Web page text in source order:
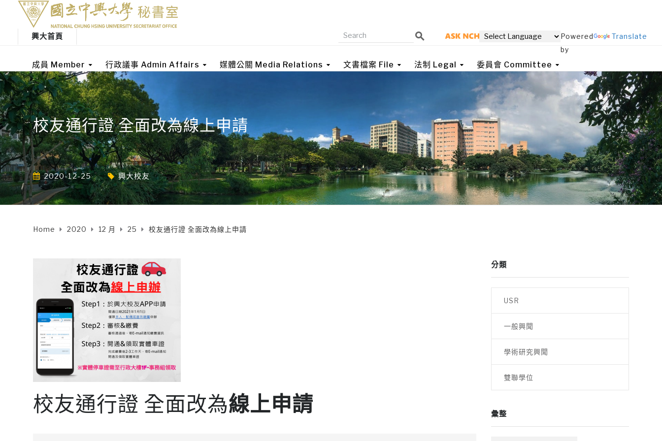
興大首頁
Powered
by
Translate
成員 Member 行政議事 Admin Affairs 媒體公關 Media Relations 文書檔案 File 法制 Legal 委員會 Committee
校友通行證 全面改為線上申請
2020-12-25 興大校友
Home 2020 12 月 25 校友通行證 全面改為線上申請
校友通行證 全面改為線上申請
分類
USR
一般興聞
學術研究興聞
雙聯學位
彙整